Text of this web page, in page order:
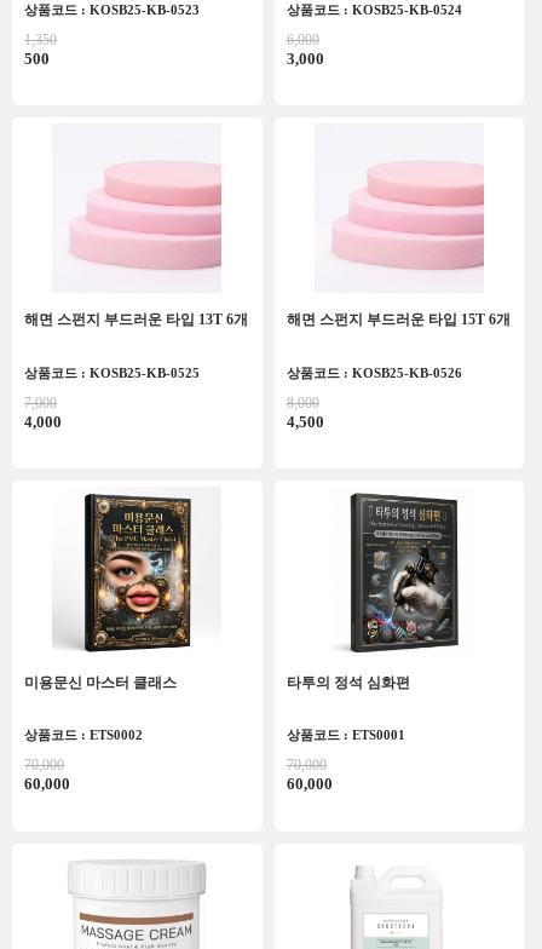
상품코드 : KOSB25-KB-0523
1,350
500
상품코드 : KOSB25-KB-0524
6,000
3,000
해면 스펀지 부드러운 타입 13T 6개
상품코드 : KOSB25-KB-0525
7,000
4,000
해면 스펀지 부드러운 타입 15T 6개
상품코드 : KOSB25-KB-0526
8,000
4,500
미용문신 마스터 클래스
상품코드 : ETS0002
70,000
60,000
타투의 정석 심화편
상품코드 : ETS0001
70,000
60,000